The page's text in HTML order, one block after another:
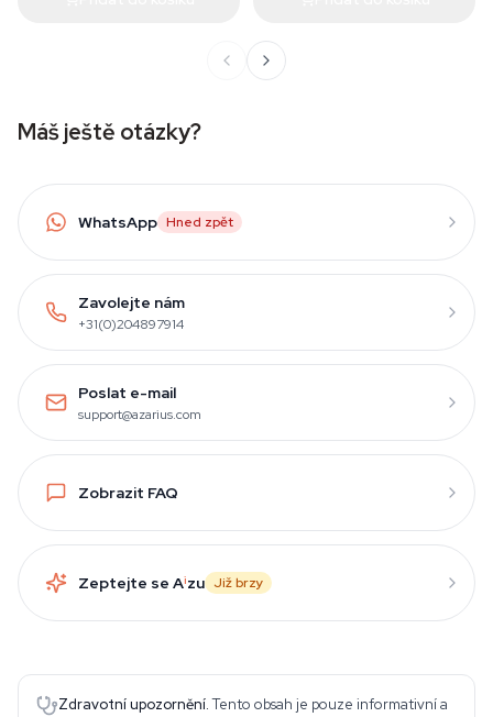
Máš ještě otázky?
WhatsApp Hned zpět
Zavolejte nám
+31(0)204897914
Poslat e-mail
support@azarius.com
Zobrazit FAQ
Zeptejte se Aizu Již brzy
Zdravotní upozornění. Tento obsah je pouze informativní a